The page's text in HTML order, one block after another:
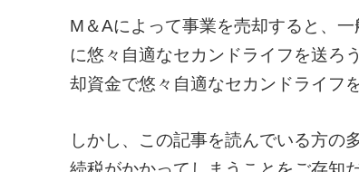
M＆Aによって事業を売却すると、
に悠々自適なセカンドライフを送ろ
却資金で悠々自適なセカンドライフ
しかし、この記事を読んでいる方の